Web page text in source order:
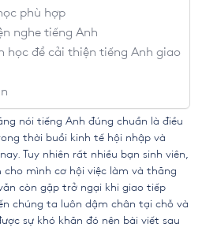
phù hợp
nghe tiếng Anh
học để cải thiện tiếng Anh giao
nói tiếng Anh đúng chuẩn là điều
thời buổi kinh tế hội nhập và
Tuy nhiên rất nhiều bạn sinh viên,
mình cơ hội việc làm và thăng
còn gặp trở ngại khi giao tiếp
chúng ta luôn dậm chân tại chỗ và
sự khó khăn đó nên bài viết sau